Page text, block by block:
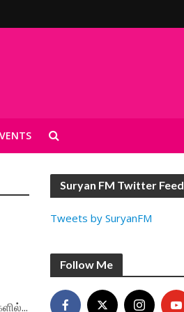
Suryan FM Twitter Feed
Tweets by SuryanFM
Follow Me